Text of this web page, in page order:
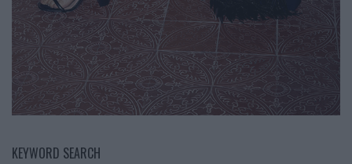
KEYWORD SEARCH